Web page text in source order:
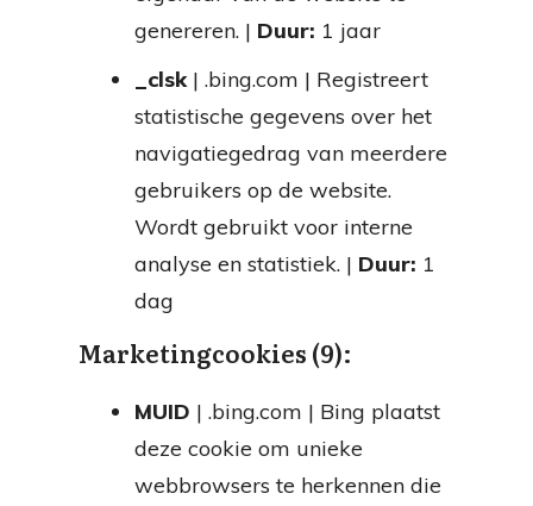
genereren. | Duur: 1 jaar
_clsk| .bing.com | Registreert
statistische gegevens over het
navigatiegedrag van meerdere
gebruikers op de website.
Wordt gebruikt voor interne
analyse en statistiek. | Duur: 1
dag
Marketingcookies (9):
MUID | .bing.com | Bing plaatst
deze cookie om unieke
webbrowsers te herkennen die